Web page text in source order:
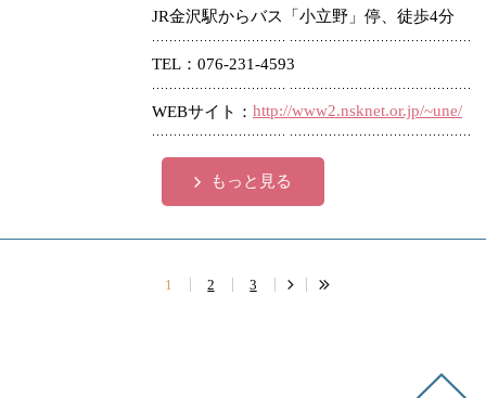
JR金沢駅からバス「小立野」停、徒歩4分
TEL 076-231-4593
WEBサイト http://www2.nsknet.or.jp/~une/
もっと見る
1 2 3